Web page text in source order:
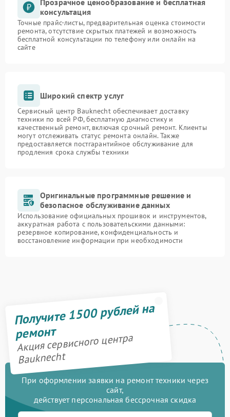
Прозрачное ценообразование и бесплатная
консультация
Точные прайс-листы, предварительная оценка стоимости
ремонта, отсутствие скрытых платежей и возможность
бесплатной консультации по телефону или онлайн на
сайте
Широкий спектр услуг
Сервисный центр Bauknecht обеспечивает доставку
техники по всей РФ, бесплатную диагностику и
качественный ремонт, включая срочный ремонт. Клиенты
могут отслеживать статус ремонта онлайн. Также
предоставляется постгарантийное обслуживание для
продления срока службы техники
Оригинальные программные решение и
безопасное обслуживание данных
Использование официальных прошивок и инструментов,
аккуратная работа с пользовательскими данными:
резервное копирование, конфиденциальность и
восстановление информации при необходимости
Получите 1500 рублей на
ремонт
Акция сервисного центра
Bauknecht
При оформлении заявки на ремонт техники через
сайт,
действует персональная бессрочная скидка